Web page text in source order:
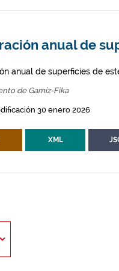
anual de
anual de superficies de
de Gamiz-Fika
30 enero 2026
XML